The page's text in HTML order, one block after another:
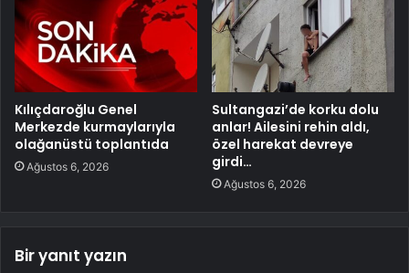
Kılıçdaroğlu Genel
Merkezde kurmaylarıyla
olağanüstü toplantıda
Ağustos 6, 2026
Sultangazi’de korku dolu
anlar! Ailesini rehin aldı,
özel harekat devreye
girdi…
Ağustos 6, 2026
Bir yanıt yazın